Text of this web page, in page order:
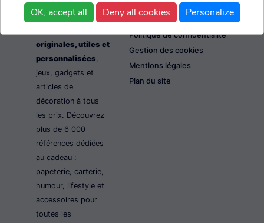
boutique
spécialisée dans
originales, utiles et
personnalisées,
jeux, gadgets et
articles de
décoration à tous
les prix. Découvrez
plus de 6 000
références dédiées
au cadeau :
papeterie, carterie,
humour, lifestyle et
accessoires pour
toutes les
Conditions générales de
Politique de confidentialité
Gestion des cookies
Mentions légales
Plan du site
OK, accept all Deny all cookies Personalize